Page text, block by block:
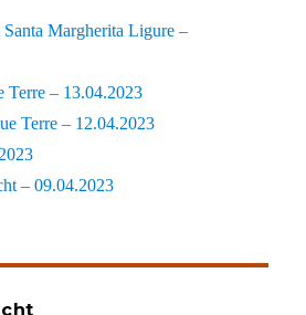
Margherita Ligure –
Terre – 13.04.2023
Terre – 12.04.2023
– 09.04.2023